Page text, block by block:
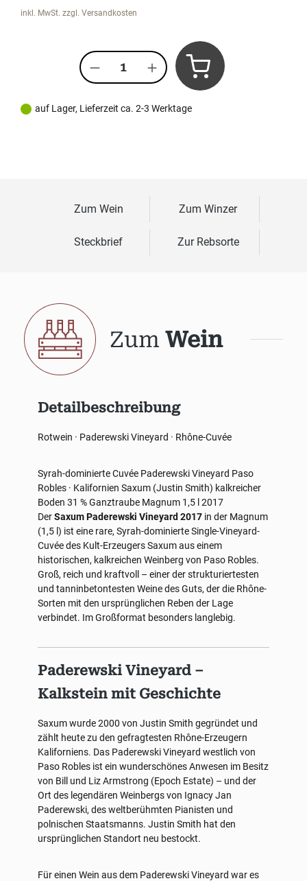
inkl. MwSt. zzgl. Versandkosten
Produkt Anzahl: Gib den
auf Lager, Lieferzeit ca. 2-3 Werktage
Zum Wein Zum Winzer
Steckbrief Zur Rebsorte
Zum Wein
Detailbeschreibung
Rotwein · Paderewski Vineyard · Rhône-Cuvée
Syrah-dominierte Cuvée Paderewski Vineyard Paso
Robles · Kalifornien Saxum (Justin Smith) kalkreicher
Boden 31 % Ganztraube Magnum 1,5 l 2017
DerSaxum Paderewski Vineyard 2017 in der Magnum
(1,5 l) ist eine rare, Syrah-dominierte Single-Vineyard-
Cuvée des Kult-Erzeugers Saxum aus einem
historischen, kalkreichen Weinberg von Paso Robles.
Groß, reich und kraftvoll – einer der strukturiertesten
und tanninbetontesten Weine des Guts, der die Rhône-
Sorten mit den ursprünglichen Reben der Lage
verbindet. Im Großformat besonders langlebig.
Paderewski Vineyard –
Kalkstein mit Geschichte
Saxum wurde 2000 von Justin Smith gegründet und
zählt heute zu den gefragtesten Rhône-Erzeugern
Kaliforniens. Das Paderewski Vineyard westlich von
Paso Robles ist ein wunderschönes Anwesen im Besitz
von Bill und Liz Armstrong (Epoch Estate) – und der
Ort des legendären Weinbergs von Ignacy Jan
Paderewski, des weltberühmten Pianisten und
polnischen Staatsmanns. Justin Smith hat den
ursprünglichen Standort neu bestockt.
Für einen Wein aus dem Paderewski Vineyard war es